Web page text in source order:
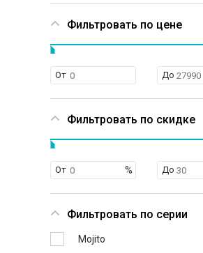
Фильтровать по цене
От До
Фильтровать по скидке
От До
Фильтровать по серии
Mojito
10.5